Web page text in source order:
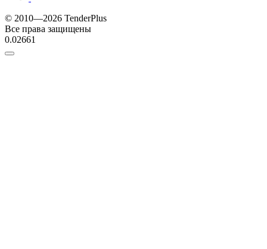
© 2010—2026 TenderPlus
Все права защищены
0.02661